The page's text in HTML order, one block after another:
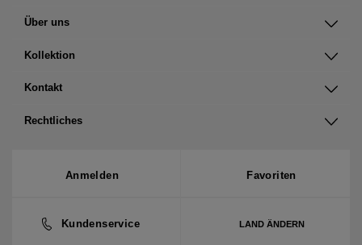
Über uns
Kollektion
Kontakt
Rechtliches
Anmelden Favoriten
Kundenservice LAND ÄNDERN